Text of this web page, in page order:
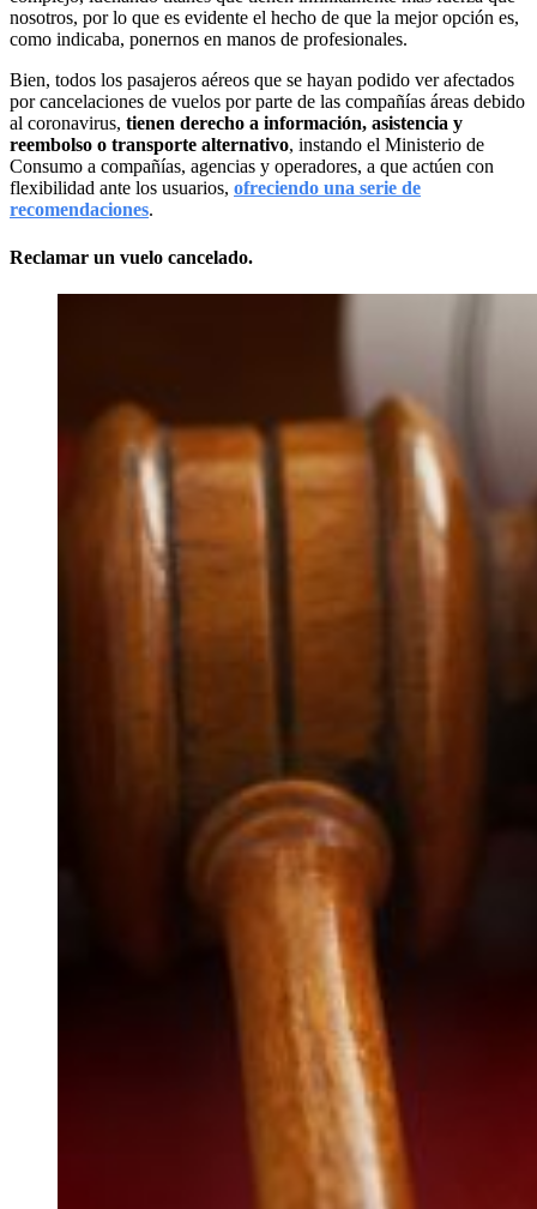
nosotros, por lo que es evidente el hecho de que la mejor opción es,
como indicaba, ponernos en manos de profesionales.
Bien, todos los pasajeros aéreos que se hayan podido ver afectados
por cancelaciones de vuelos por parte de las compañías áreas debido
al coronavirus, tienen derecho a información, asistencia y
reembolso o transporte alternativo, instando el Ministerio de
Consumo a compañías, agencias y operadores, a que actúen con
flexibilidad ante los usuarios, ofreciendo una serie de
recomendaciones.
Reclamar un vuelo cancelado.